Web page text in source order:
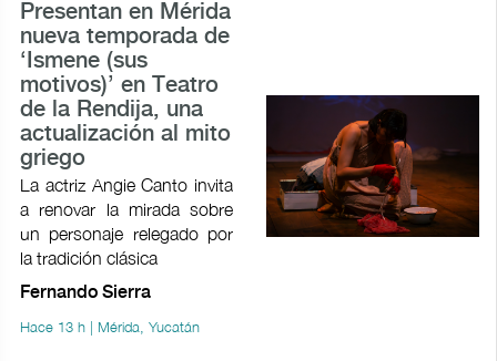
Presentan en Mérida
nueva temporada de
‘Ismene (sus
motivos)’ en Teatro
de la Rendija, una
actualización al mito
griego
La actriz Angie Canto invita
a renovar la mirada sobre
un personaje relegado por
la tradición clásica
Fernando Sierra
Hace 13 h | Mérida, Yucatán